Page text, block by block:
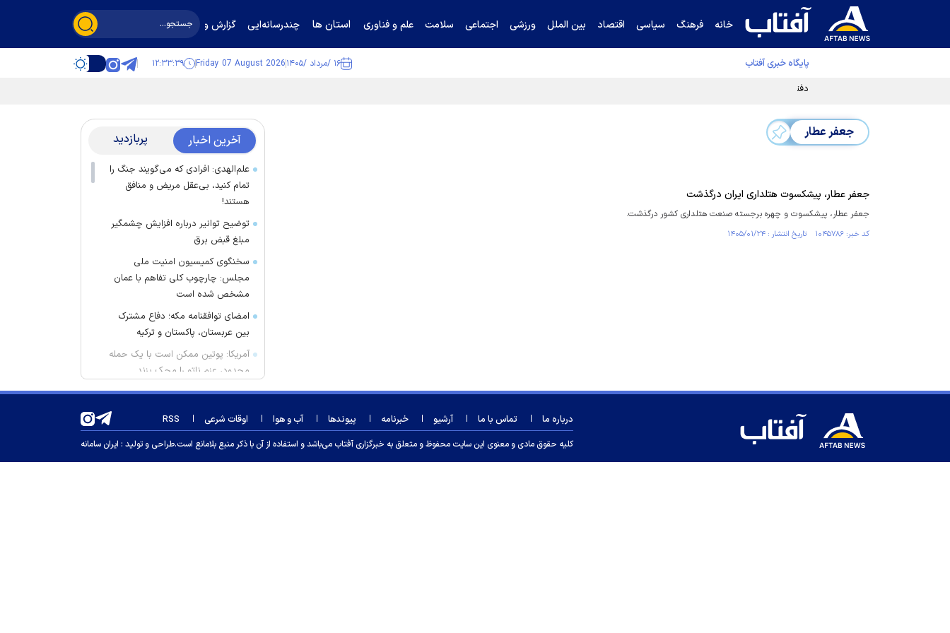
خانه فرهنگ سیاسی اقتصاد بین الملل ورزشی اجتماعی سلامت علم و فناوری استان ها چندرسانه‌ایی گزارش و گفت‌وگو
پایگاه خبری آفتاب ۱۶ /مرداد /۱۴۰۵ Friday 07 August 2026 ۱۲:۳۳:۳۹
دفتر رهبر انقلاب ادعای خرازی درباره پزشکیان را تکذیب کرد
جعفر عطار
جعفر عطار، پیشکسوت هتلداری ایران درگذشت
جعفر عطار، پیشکسوت و چهره برجسته صنعت هتلداری کشور درگذشت.
کد خبر: ۱۰۴۵۷۸۶ تاریخ انتشار : ۱۴۰۵/۰۱/۲۴
آخرین اخبار پربازدید
علم‌الهدی: افرادی که می‌گویند جنگ را
تمام کنید، بی‌عقل مریض و منافق
هستند!
توضیح توانیر درباره افزایش چشمگیر
مبلغ قبض برق
سخنگوی کمیسیون امنیت ملی
مجلس: چارچوب کلی تفاهم با عمان
مشخص شده است
امضای توافقنامه مکه؛ دفاع مشترک
بین عربستان، پاکستان و ترکیه
آمریکا: پوتین ممکن است با یک حمله
محدود، عزم ناتو را محک بزند
پوتین و محمد بن زاید درباره اوضاع
چه کسی اخبار پرسپولیس را لو
می‌دهد؟
درباره ما تماس با ما آرشیو خبرنامه پیوندها آب و هوا اوقات شرعی RSS
کلیه حقوق مادی و معنوی این سایت محفوظ و متعلق به خبرگزاری آفتاب می‌باشد و استفاده از آن با ذکر منبع بلامانع است.طراحی و تولید : ایران سامانه